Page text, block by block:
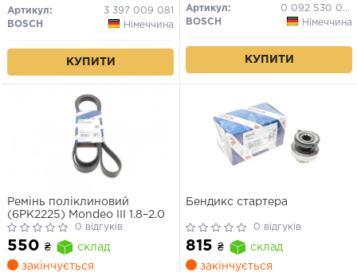
Артикул:
3 397 009 081
BOSCH
Німеччина
КУПИТИ
Артикул:
0 092 S30 080
BOSCH
Німеччина
КУПИТИ
Ремінь поліклиновий
(6PK2225) Mondeo III 1.8–2.0
0 відгуків
550 ₴
склад
закінчується
Бендикс стартера
0 відгуків
815 ₴
склад
закінчується